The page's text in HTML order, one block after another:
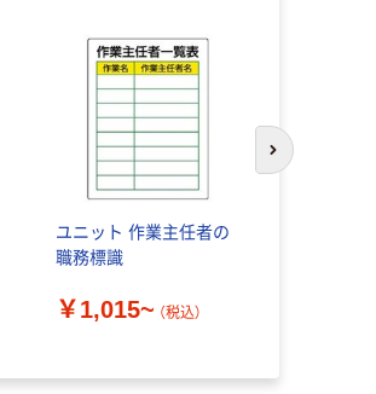
ユニット 作業主任者の
職務標識
￥1,015~ （税込）
次のスライド